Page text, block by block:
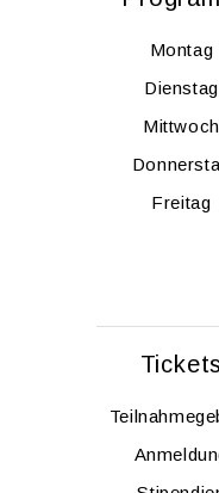
Mon­tag
Diens­tag
Mitt­woch
Frei­tag
Ti­ckets